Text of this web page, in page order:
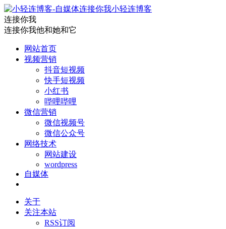
小轻连博客
连接你我
连接你我他和她和它
网站首页
视频营销
抖音短视频
快手短视频
小红书
哔哩哔哩
微信营销
微信视频号
微信公众号
网络技术
网站建设
wordpress
自媒体
关于
关注本站
RSS订阅